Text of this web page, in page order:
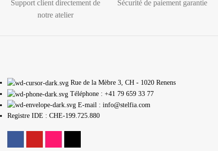
Support client directement de
notre atelier
Sécurité de paiement garantie
Rue de la Mèbre 3, CH - 1020 Renens
Téléphone : +41 79 659 33 77
E-mail : info@stelfia.com
Registre IDE : CHE-199.725.880